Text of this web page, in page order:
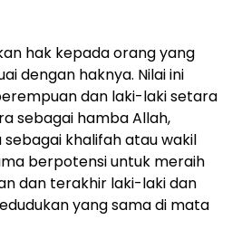
hak kepada orang yang
dengan haknya. Nilai ini
dan laki-laki setara
sebagai hamba Allah,
khalifah atau wakil
berpotensi untuk meraih
dan terakhir laki-laki dan
yang sama di mata